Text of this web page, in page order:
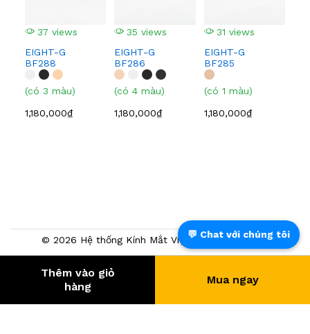
37 views
EIGHT-G
BF288
(có 3 màu)
1,180,000₫
35 views
EIGHT-G
BF286
(có 4 màu)
1,180,000₫
31 views
EIGHT-G
BF285
(có 1 màu)
1,180,000₫
💬 Chat với chúng tôi
© 2026 Hệ thống Kính Mắt Việt Tín. Powered by
388.515 - KHÁCH HÀNG
Thêm vào giỏ
hàng
Mua ngay